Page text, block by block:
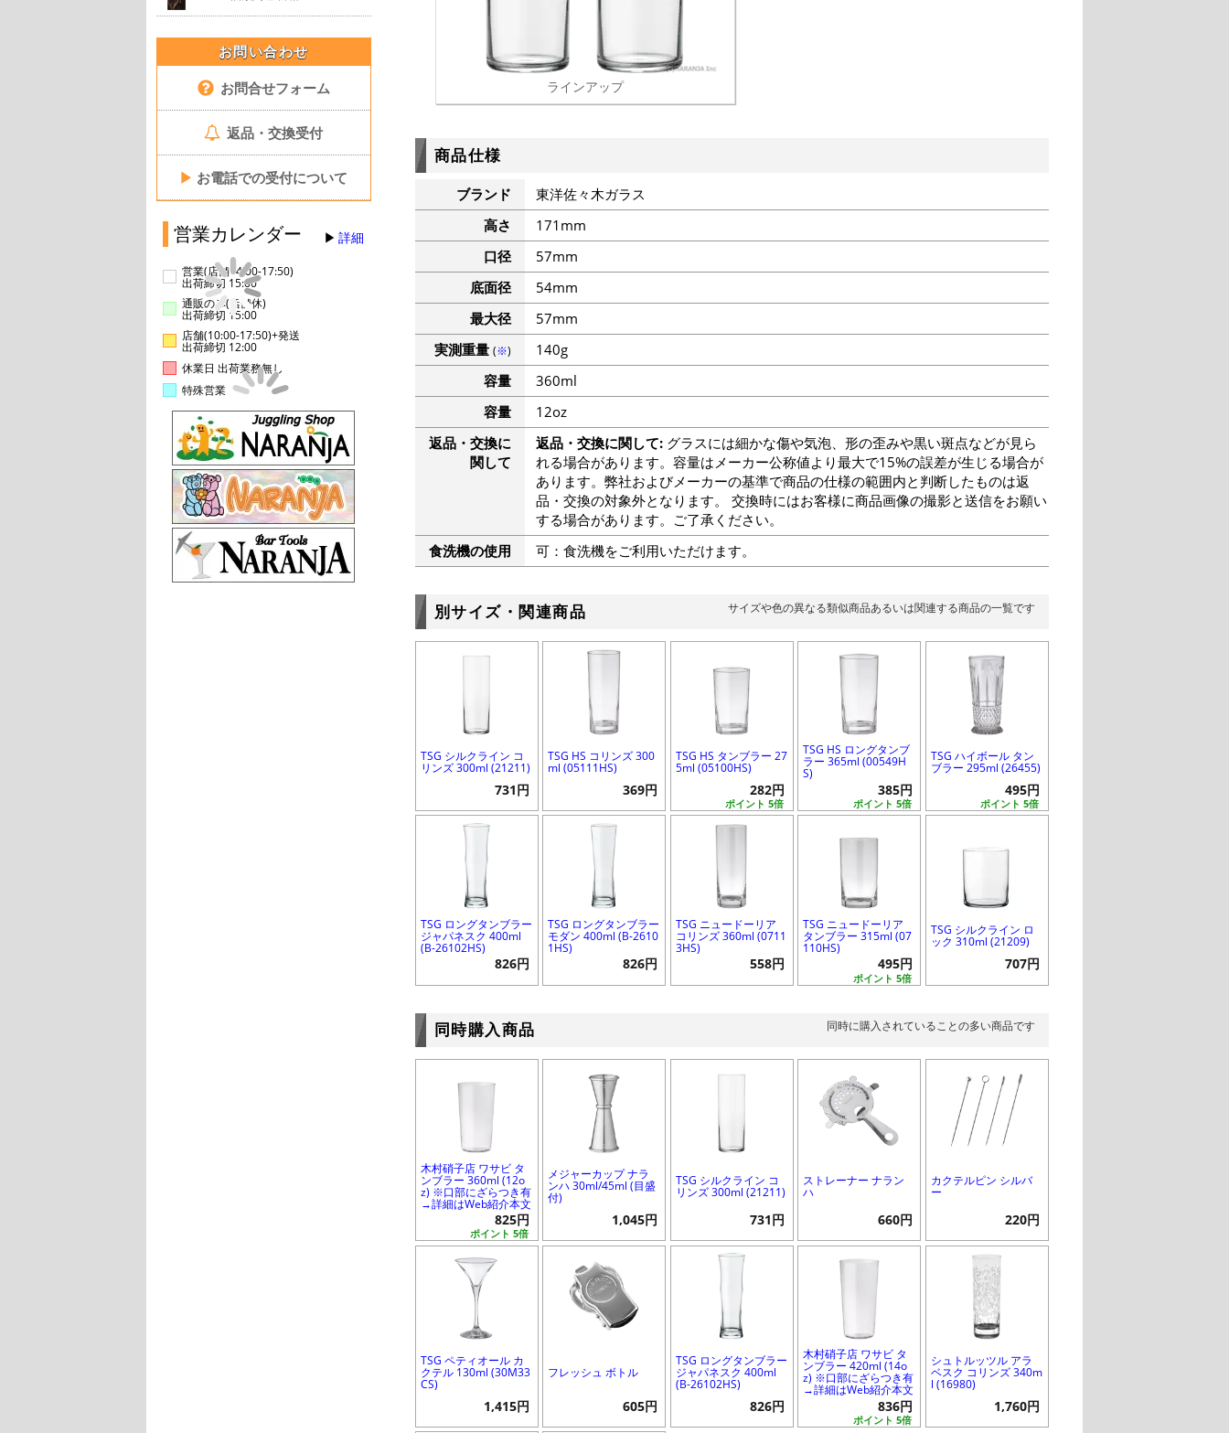
お問い合わせ
お問合せフォーム
返品・交換受付
▶ お電話での受付について
営業カレンダー 詳細
営業(店舗14:00-17:50)
出荷締切 15:00
通販のみ(店舗休)
出荷締切 15:00
店舗(10:00-17:50)+発送
出荷締切 12:00
休業日 出荷業務無し
特殊営業
ラインアップ
商品仕様
ブランド
東洋佐々木ガラス
高さ
171mm
口径
57mm
底面径
54mm
最大径
57mm
実測重量 (※)
140g
容量
360ml
容量
12oz
返品・交換に
関して
返品・交換に関して:グラスには細かな傷や気泡、形の歪みや黒い斑点などが見ら
れる場合があります。容量はメーカー公称値より最大で15%の誤差が生じる場合が
あります。弊社およびメーカーの基準で商品の仕様の範囲内と判断したものは返
品・交換の対象外となります。 交換時にはお客様に商品画像の撮影と送信をお願い
する場合があります。ご了承ください。
食洗機の使用
可：食洗機をご利用いただけます。
別サイズ・関連商品 サイズや色の異なる類似商品あるいは関連する商品の一覧です
TSG シルクライン コ
リンズ 300ml (21211)
731円
TSG HS コリンズ 300
ml (05111HS)
369円
TSG HS タンブラー 27
5ml (05100HS)
ポイント 5倍
282円
TSG HS ロングタンブ
ラー 365ml (00549H
S)
ポイント 5倍
385円
TSG ハイボール タン
ブラー 295ml (26455)
ポイント 5倍
495円
TSG ロングタンブラー
ジャパネスク 400ml
(B-26102HS)
826円
TSG ロングタンブラー
モダン 400ml (B-2610
1HS)
826円
TSG ニュードーリア
コリンズ 360ml (0711
3HS)
558円
TSG ニュードーリア
タンブラー 315ml (07
110HS)
ポイント 5倍
495円
TSG シルクライン ロ
ック 310ml (21209)
707円
同時購入商品 同時に購入されていることの多い商品です
木村硝子店 ワサビ タ
ンブラー 360ml (12o
z) ※口部にざらつき有
→詳細はWeb紹介本文
ポイント 5倍
825円
メジャーカップ ナラ
ンハ 30ml/45ml (目盛
付)
1,045円
TSG シルクライン コ
リンズ 300ml (21211)
731円
ストレーナー ナラン
ハ
660円
カクテルピン シルバ
ー
220円
TSG ペティオール カ
クテル 130ml (30M33
CS)
1,415円
フレッシュ ボトル
605円
TSG ロングタンブラー
ジャパネスク 400ml
(B-26102HS)
826円
木村硝子店 ワサビ タ
ンブラー 420ml (14o
z) ※口部にざらつき有
→詳細はWeb紹介本文
ポイント 5倍
836円
シュトルッツル アラ
ベスク コリンズ 340m
l (16980)
1,760円